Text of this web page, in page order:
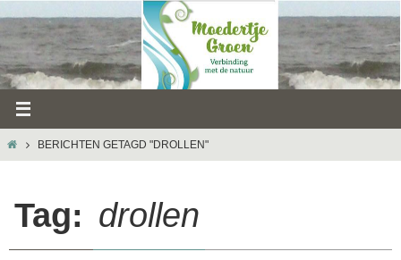
naar
inhoud
HOMEBERICHTEN GETAGD "DROLLEN"
Tag: drollen